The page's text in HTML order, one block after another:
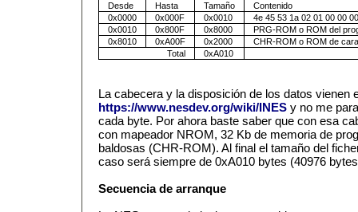
Desde Hasta Tamaño
Contenido
0x0000
0x000F 0x0010
4e 45 53 1a 02 01 00 00
0x0010
0x800F 0x8000
PRG-ROM o ROM del
0x8010
0xA00F 0x2000
CHR-ROM o ROM de
Total
0xA010
La cabecera y la disposición de los datos vienen
https://www.nesdev.org/wiki/INES y no me
cada byte. Por ahora baste saber que con esa
con mapeador NROM, 32 Kb de memoria de
baldosas (CHR-ROM). Al final el tamaño del
caso será siempre de 0xA010 bytes (40976
Secuencia de arranque